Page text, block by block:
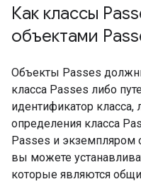
Как классы
объектами
Объекты Passes
класса Passes либо
идентификатор
определения класса
Passes и экземпляром
вы можете
которые являются